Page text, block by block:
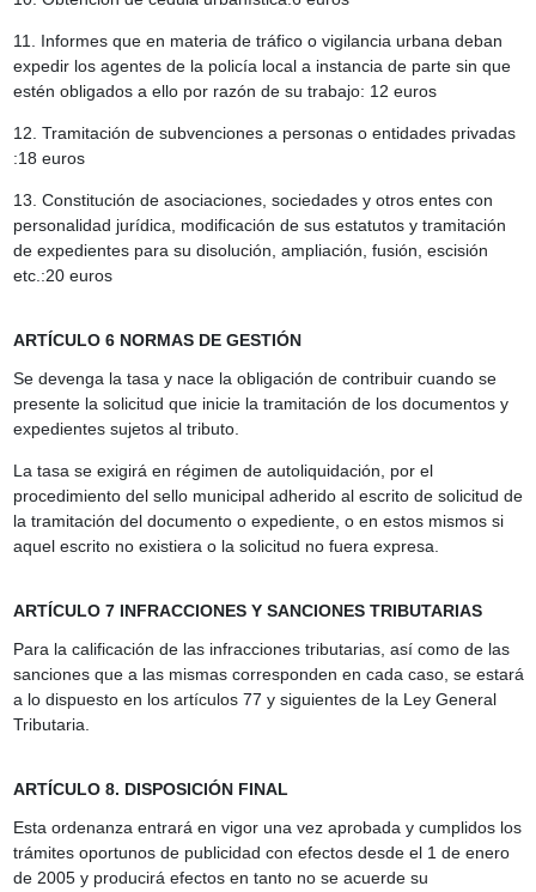
11. Informes que en materia de tráfico o vigilancia urbana deban
expedir los agentes de la policía local a instancia de parte sin que
estén obligados a ello por razón de su trabajo: 12 euros
12. Tramitación de subvenciones a personas o entidades privadas
:18 euros
13. Constitución de asociaciones, sociedades y otros entes con
personalidad jurídica, modificación de sus estatutos y tramitación
de expedientes para su disolución, ampliación, fusión, escisión
etc.:20 euros
ARTÍCULO 6 NORMAS DE GESTIÓN
Se devenga la tasa y nace la obligación de contribuir cuando se
presente la solicitud que inicie la tramitación de los documentos y
expedientes sujetos al tributo.
La tasa se exigirá en régimen de autoliquidación, por el
procedimiento del sello municipal adherido al escrito de solicitud de
la tramitación del documento o expediente, o en estos mismos si
aquel escrito no existiera o la solicitud no fuera expresa.
ARTÍCULO 7 INFRACCIONES Y SANCIONES TRIBUTARIAS
Para la calificación de las infracciones tributarias, así como de las
sanciones que a las mismas corresponden en cada caso, se estará
a lo dispuesto en los artículos 77 y siguientes de la Ley General
Tributaria.
ARTÍCULO 8. DISPOSICIÓN FINAL
Esta ordenanza entrará en vigor una vez aprobada y cumplidos los
trámites oportunos de publicidad con efectos desde el 1 de enero
de 2005 y producirá efectos en tanto no se acuerde su